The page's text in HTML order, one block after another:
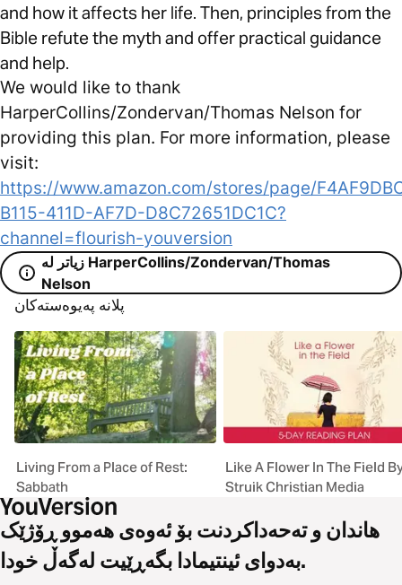
and how it affects her life. Then, principles from the
Bible refute the myth and offer practical guidance
and help.
We would like to thank
HarperCollins/Zondervan/Thomas Nelson for
providing this plan. For more information, please
visit:
https://www.amazon.com/stores/page/
B115-411D-AF7D-D8C72651DC1C?
channel=flourish-youversion
زیاتر لە HarperCollins/Zondervan/Thomas
Nelson
پلانە پەیوەستەکان
Living From a Place of Rest:
Sabbath
Like A Flower In The Field
Struik Christian Media
هاندان و تەحەداکردنت بۆ ئەوەی هەموو ڕۆژێک
بەدوای ئینتیمادا بگەڕێیت لەگەڵ خودا.